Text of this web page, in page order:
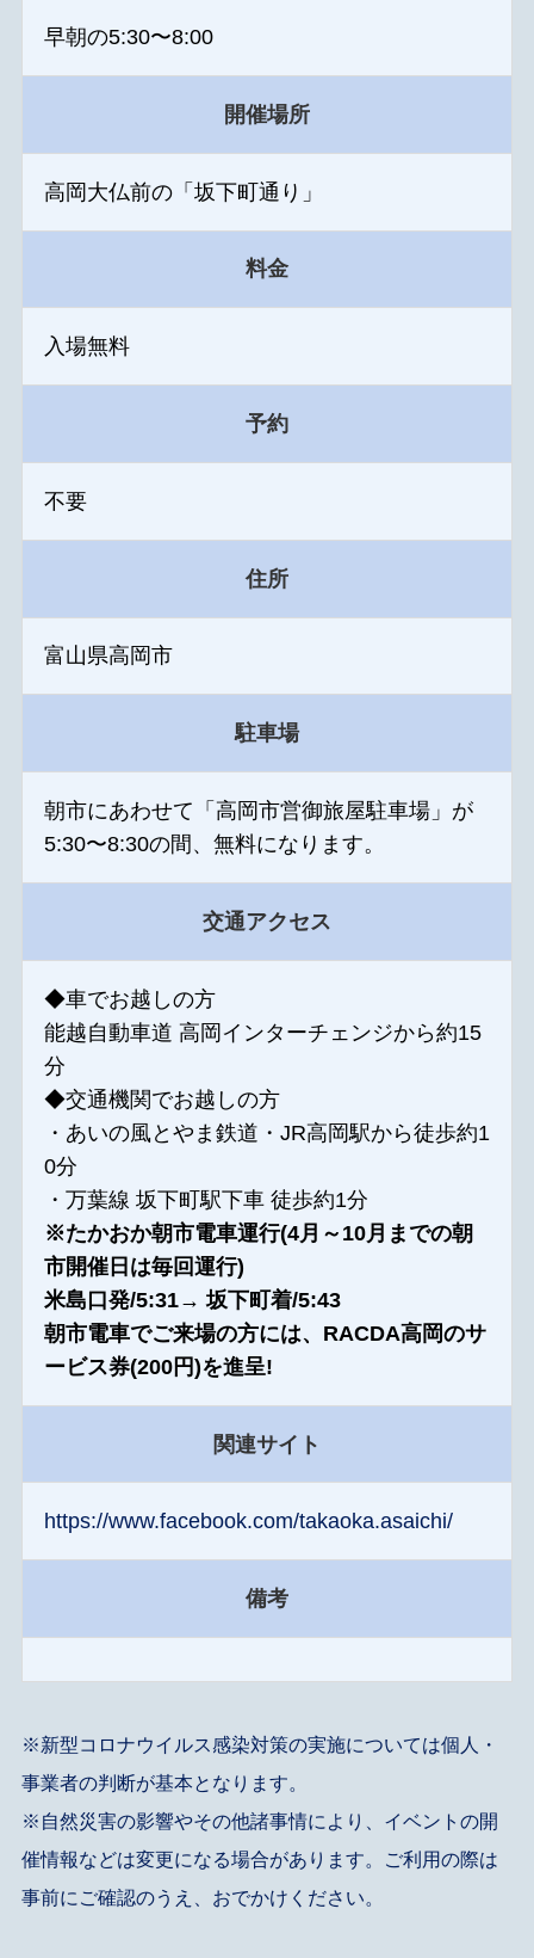
早朝の5:30〜8:00
開催場所
高岡大仏前の「坂下町通り」
料金
入場無料
予約
不要
住所
富山県高岡市
駐車場
朝市にあわせて「高岡市営御旅屋駐車場」が
5:30〜8:30の間、無料になります。
交通アクセス
◆車でお越しの方
能越自動車道 高岡インターチェンジから約15
分
◆交通機関でお越しの方
・あいの風とやま鉄道・JR高岡駅から徒歩約1
0分
・万葉線 坂下町駅下車 徒歩約1分
※たかおか朝市電車運行(4月～10月までの朝
市開催日は毎回運行)
米島口発/5:31→ 坂下町着/5:43
朝市電車でご来場の方には、RACDA高岡のサ
ービス券(200円)を進呈!
関連サイト
https://www.facebook.com/takaoka.asaichi/
備考
※新型コロナウイルス感染対策の実施については個人・
事業者の判断が基本となります。
※自然災害の影響やその他諸事情により、イベントの開
催情報などは変更になる場合があります。ご利用の際は
事前にご確認のうえ、おでかけください。